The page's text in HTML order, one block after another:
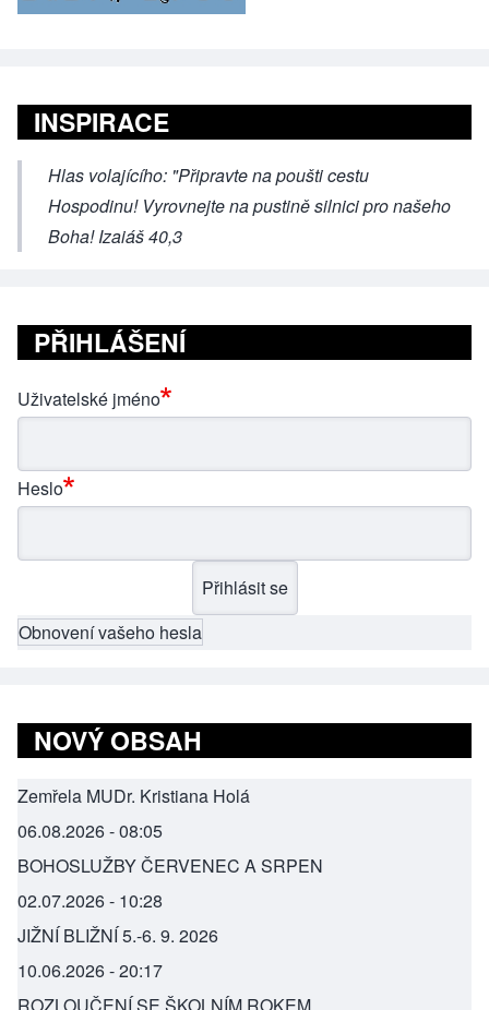
INSPIRACE
Hlas volajícího: "Připravte na poušti cestu
Hospodinu! Vyrovnejte na pustině silnici pro našeho
Boha! Izaiáš 40,3
PŘIHLÁŠENÍ
Uživatelské jméno
Heslo
Obnovení vašeho hesla
NOVÝ OBSAH
Zemřela MUDr. Kristiana Holá
06.08.2026 - 08:05
BOHOSLUŽBY ČERVENEC A SRPEN
02.07.2026 - 10:28
JIŽNÍ BLIŽNÍ 5.-6. 9. 2026
10.06.2026 - 20:17
ROZLOUČENÍ SE ŠKOLNÍM ROKEM